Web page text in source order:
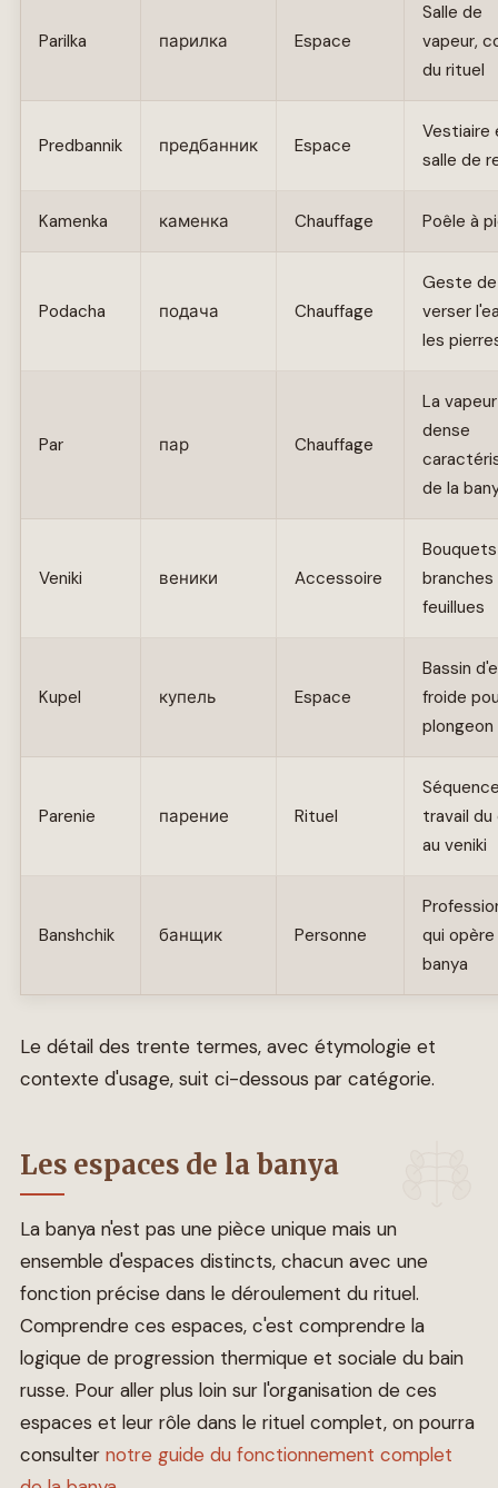
Parilka парилка Espace
Salle de
vapeur,
du rituel
Predbannik предбанник Espace
Vestiaire
salle de
Kamenka каменка Chauffage Poêle à
Podacha подача Chauffage
Geste de
verser
les
Par пар Chauffage
La vapeur
dense
de la
Veniki веники Accessoire
branches
feuillues
Kupel купель Espace
Bassin
froide
plongeon
Parenie парение Rituel
travail
au veniki
Banshchik банщик Personne
qui opère
banya
Le détail des trente termes, avec étymologie et
contexte d'usage, suit ci-dessous par catégorie.
Les espaces de la banya
La banya n'est pas une pièce unique mais un
ensemble d'espaces distincts, chacun avec une
fonction précise dans le déroulement du rituel.
Comprendre ces espaces, c'est comprendre la
logique de progression thermique et sociale du bain
russe. Pour aller plus loin sur l'organisation de ces
espaces et leur rôle dans le rituel complet, on pourra
consulter notre guide du fonctionnement complet